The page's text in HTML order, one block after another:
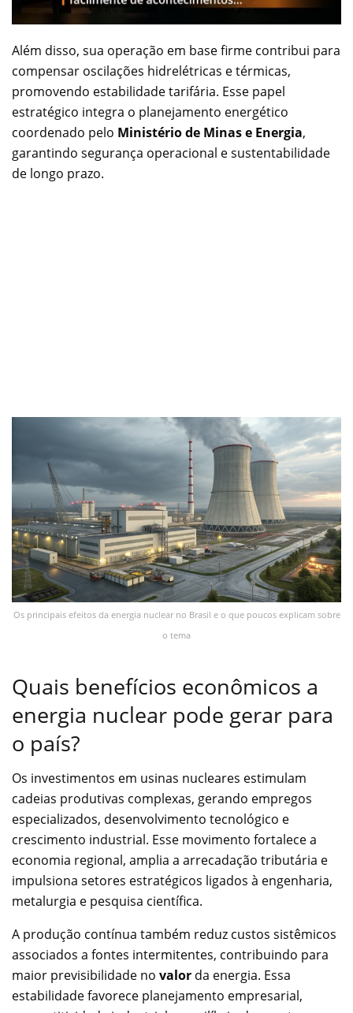
Além disso, sua operação em base firme contribui para
compensar oscilações hidrelétricas e térmicas,
promovendo estabilidade tarifária. Esse papel
estratégico integra o planejamento energético
coordenado pelo Ministério de Minas e Energia,
garantindo segurança operacional e sustentabilidade
de longo prazo.
Os principais efeitos da energia nuclear no Brasil e o que poucos explicam sobre
o tema
Quais benefícios econômicos a
energia nuclear pode gerar para
o país?
Os investimentos em usinas nucleares estimulam
cadeias produtivas complexas, gerando empregos
especializados, desenvolvimento tecnológico e
crescimento industrial. Esse movimento fortalece a
economia regional, amplia a arrecadação tributária e
impulsiona setores estratégicos ligados à engenharia,
metalurgia e pesquisa científica.
A produção contínua também reduz custos sistêmicos
associados a fontes intermitentes, contribuindo para
maior previsibilidade no valor da energia. Essa
estabilidade favorece planejamento empresarial,